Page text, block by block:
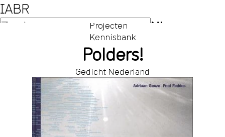
IABR
NL
Projecten
Kennisbank
Polders!
Gedicht Nederland